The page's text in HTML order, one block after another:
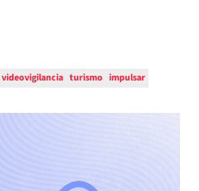
videovigilancia turismo impulsar